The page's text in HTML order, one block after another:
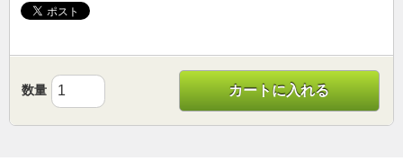
数量 カートに入れる